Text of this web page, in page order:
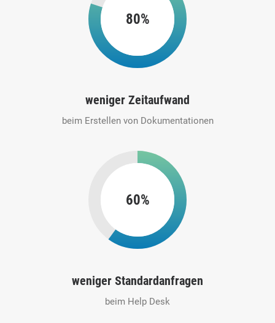
80%
weniger Zeitaufwand
beim Erstellen von Dokumentationen
60%
weniger Standardanfragen
beim Help Desk